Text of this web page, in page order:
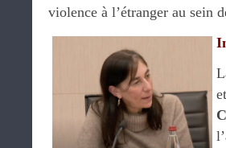
violence à l’étranger au sein